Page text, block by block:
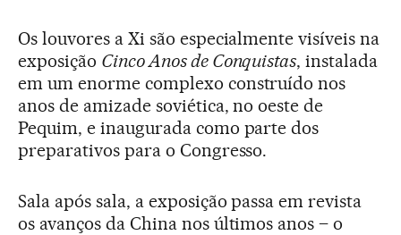
Os louvores a Xi são especialmente visíveis na
exposição Cinco Anos de Conquistas, instalada
em um enorme complexo construído nos
anos de amizade soviética, no oeste de
Pequim, e inaugurada como parte dos
preparativos para o Congresso.
Sala após sala, a exposição passa em revista
os avanços da China nos últimos anos – o